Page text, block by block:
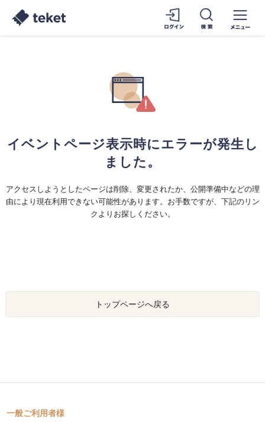
イベントページ表示時にエラーが発生し
ました。
アクセスしようとしたページは削除、変更されたか、公開準備中などの理
由により現在利用できない可能性があります。お手数ですが、下記のリン
クよりお探しください。
トップページへ戻る
一般ご利用者様